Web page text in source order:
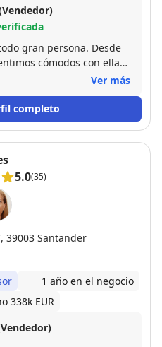
persona. Desde
cómodos con ella
entender, su
a nivel profesional
Ver más
completo
5.0(35)
39003 Santander
1 año en el negocio
338k EUR